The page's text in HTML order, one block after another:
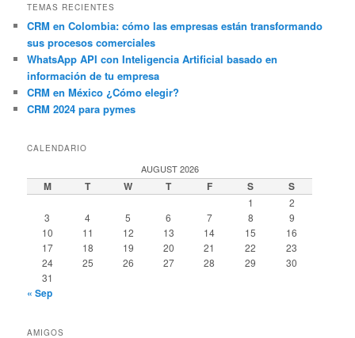
TEMAS RECIENTES
CRM en Colombia: cómo las empresas están transformando
sus procesos comerciales
WhatsApp API con Inteligencia Artificial basado en
información de tu empresa
CRM en México ¿Cómo elegir?
CRM 2024 para pymes
CALENDARIO
AUGUST 2026
M T W T F S S
1
2
3
4 5 6 7 8
9
10
11 12 13 14 15
16
17
18 19 20 21 22
23
24
25 26 27 28 29
30
31
« Sep
AMIGOS